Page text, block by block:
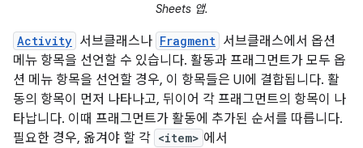
Sheets 앱.
Activity 서브클래스나 Fragment 서브클래스에서 옵션
메뉴 항목을 선언할 수 있습니다. 활동과 프래그먼트가 모두 옵
션 메뉴 항목을 선언할 경우, 이 항목들은 UI에 결합됩니다. 활
동의 항목이 먼저 나타나고, 뒤이어 각 프래그먼트의 항목이 나
타납니다. 이때 프래그먼트가 활동에 추가된 순서를 따릅니다.
필요한 경우, 옮겨야 할 각 <item> 에서